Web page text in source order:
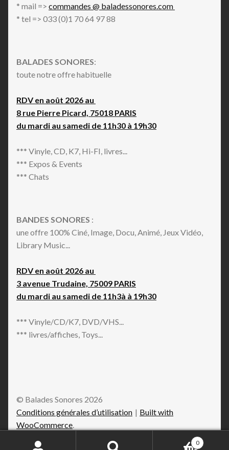
* mail => commandes @ baladessonores.com
* tel => 033 (0)1 70 64 97 88
BALADES SONORES:
toute notre offre habituelle
RDV en août 2026 au
8 rue Pierre Picard, 75018 PARIS
du mardi au samedi de 11h30 à 19h30
*** Vinyle, CD, K7, Hi-FI, livres...
*** Expos & Events
*** Chats
BANDES SONORES :
une offre 100% Ciné, Image, Docu, Animé, Jeux Vidéo,
Library Music...
RDV en août 2026 au
3 avenue Trudaine, 75009 PARIS
du mardi au samedi de 11h3à à 19h30
*** Vinyle/CD/K7, DVD/VHS...
*** livres/affiches, Toys...
© Balades Sonores 2026
Conditions générales d’utilisation
Built with
WooCommerce
0